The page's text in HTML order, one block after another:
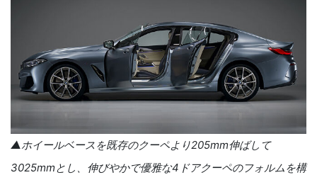
▲ホイールベースを既存のクーペより205mm伸ばして
3025mmとし、伸びやかで優雅な4 ドアクーペのフォルムを構